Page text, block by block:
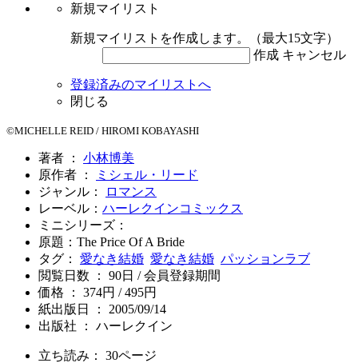
新規マイリスト
新規マイリストを作成します。（最大15文字）
作成 キャンセル
登録済みのマイリストへ
閉じる
©MICHELLE REID / HIROMI KOBAYASHI
著者 ： 小林博美
原作者 ：
ミシェル・リード
ジャンル：
ロマンス
レーベル： ハーレクインコミックス
ミニシリーズ：
原題：The Price Of A Bride
タグ： 愛なき結婚 愛なき結婚 パッションラブ
閲覧日数 ： 90日 / 会員登録期間
価格 ： 374円 / 495円
紙出版日 ： 2005/09/14
出版社 ： ハーレクイン
立ち読み： 30ページ